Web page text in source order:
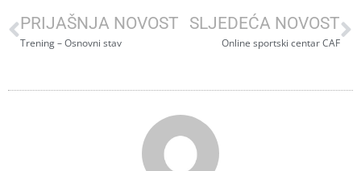
PRIJAŠNJA NOVOST
Trening – Osnovni stav
SLJEDEĆA NOVOST
Online sportski centar CAF